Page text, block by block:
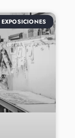
EXPOSICIONES